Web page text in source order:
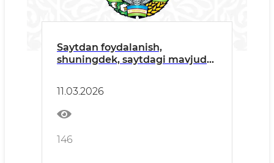
Saytdan foydalanish,
shuningdek, saytdagi mavjud
11.03.2026
146